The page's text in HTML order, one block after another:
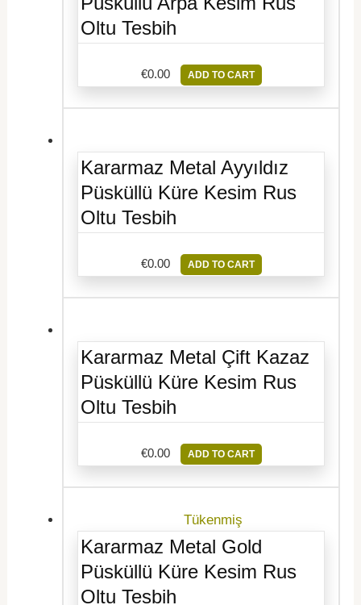
Oltu Tesbih
€0.00 ADD TO CART
Kararmaz Metal Ayyıldız
Püsküllü Küre Kesim Rus
Oltu Tesbih
€0.00 ADD TO CART
Kararmaz Metal Çift Kazaz
Püsküllü Küre Kesim Rus
Oltu Tesbih
€0.00 ADD TO CART
Tükenmiş
Kararmaz Metal Gold
Püsküllü Küre Kesim Rus
Oltu Tesbih